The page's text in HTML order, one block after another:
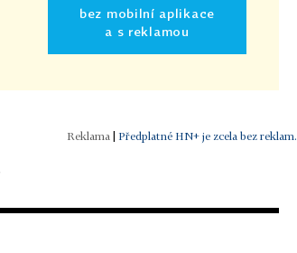
bez mobilní aplikace
a s reklamou
| Předplatné HN+ je zcela bez reklam.